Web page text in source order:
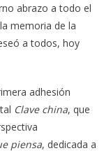
abrazo a todo el
memoria de la
a todos, hoy
adhesión
Clave china, que
piensa, dedicada a